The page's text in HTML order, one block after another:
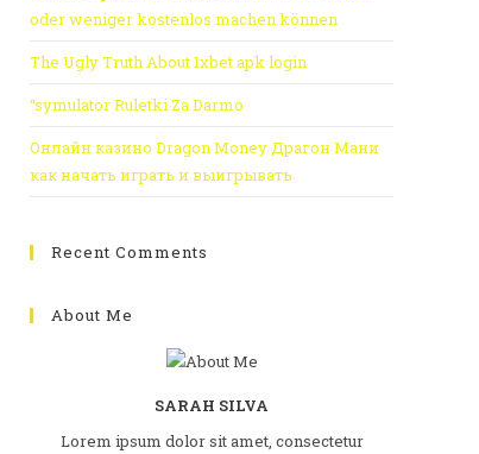
oder weniger kostenlos machen können
The Ugly Truth About 1xbet apk login
“symulator Ruletki Za Darmo
Онлайн казино Dragon Money Драгон Мани
как начать играть и выигрывать
Recent Comments
About Me
SARAH SILVA
Lorem ipsum dolor sit amet, consectetur